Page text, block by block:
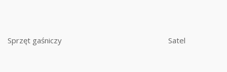
Sprzęt gaśniczy Satel